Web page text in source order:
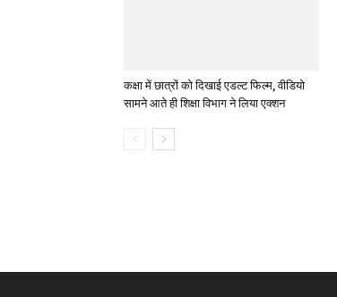
कक्षा में छात्रों को दिखाई एडल्ट फिल्म, वीडियो
सामने आते ही शिक्षा विभाग ने लिया एक्शन